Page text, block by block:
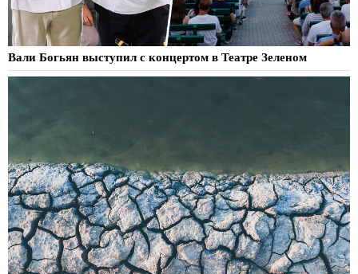
Вали Богьян выступил с концертом в Театре Зеленом